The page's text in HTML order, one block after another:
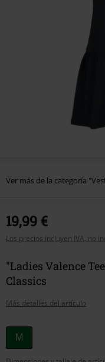
Ver más de la categoría
19,99 €
Los precios incluyen IVA, no
"Ladies Valence
Classics
Más detalles del artículo
Elige
tu
M